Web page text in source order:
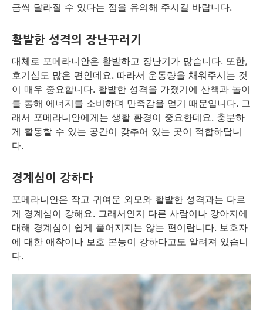
금씩 달라질 수 있다는 점을 유의해 주시길 바랍니다.
활발한 성격의 장난꾸러기
대체로 포메라니안은 활발하고 장난기가 많습니다. 또한,
호기심도 많은 편인데요. 따라서 운동량을 채워주시는 것
이 매우 중요합니다. 활발한 성격을 가졌기에 산책과 놀이
를 통해 에너지를 소비하며 만족감을 얻기 때문입니다. 그
래서 포메라니안에게는 생활 환경이 중요한데요. 충분하
게 활동할 수 있는 공간이 갖추어 있는 곳이 적합하답니
다.
경계심이 강하다
포메라니안은 작고 귀여운 외모와 활발한 성격과는 다르
게 경계심이 강해요. 그래서인지 다른 사람이나 강아지에
대해 경계심이 쉽게 풀어지지는 않는 편이랍니다. 보호자
에 대한 애착이나 보호 본능이 강하다고도 알려져 있습니
다.